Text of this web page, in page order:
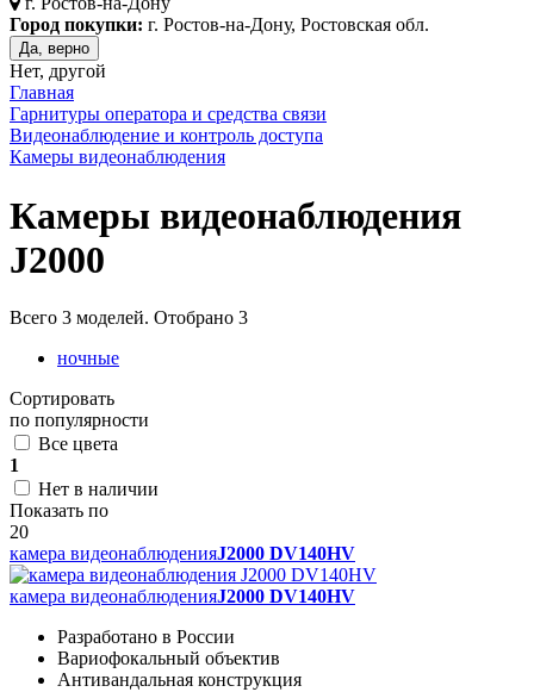
Город покупки: г. Ростов-на-Дону, Ростовская обл.
Да, верно
Нет, другой
Главная
Гарнитуры оператора и средства связи
Видеонаблюдение и контроль доступа
Камеры видеонаблюдения
Камеры видеонаблюдения
J2000
Всего 3 моделей. Отобрано 3
ночные
Сортировать
по популярности
Все цвета
1
Нет в наличии
Показать по
20
камера видеонаблюденияJ2000 DV140HV
камера видеонаблюденияJ2000 DV140HV
Разработано в России
Вариофокальный объектив
Антивандальная конструкция